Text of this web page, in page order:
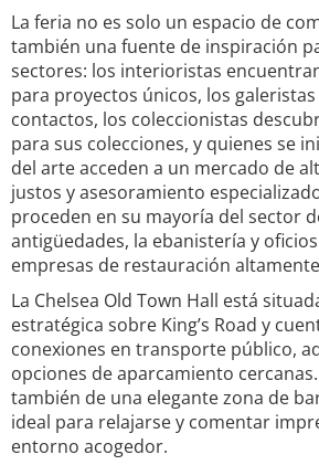
La feria no es solo un espacio de
también una fuente de inspiración
sectores: los interioristas
para proyectos únicos, los
contactos, los coleccionistas
para sus colecciones, y quienes se
del arte acceden a un mercado de
justos y asesoramiento
proceden en su mayoría del sector
antigüedades, la ebanistería y
empresas de restauración
La Chelsea Old Town Hall está
estratégica sobre King’s Road y
conexiones en transporte público,
opciones de aparcamiento
también de una elegante zona de
ideal para relajarse y comentar
entorno acogedor.